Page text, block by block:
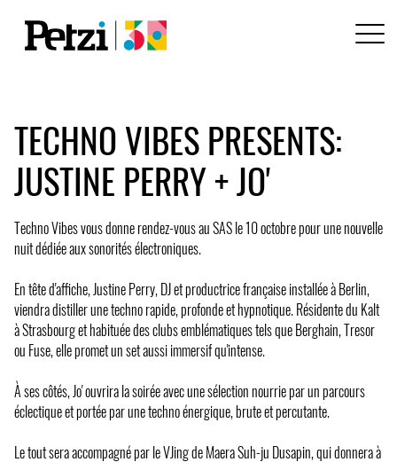
TECHNO VIBES PRESENTS:
JUSTINE PERRY + JO'
Techno Vibes vous donne rendez-vous au SAS le 10 octobre pour une nouvelle
nuit dédiée aux sonorités électroniques.
En tête d'affiche, Justine Perry, DJ et productrice française installée à Berlin,
viendra distiller une techno rapide, profonde et hypnotique. Résidente du Kalt
à Strasbourg et habituée des clubs emblématiques tels que Berghain, Tresor
ou Fuse, elle promet un set aussi immersif qu'intense.
À ses côtés, Jo' ouvrira la soirée avec une sélection nourrie par un parcours
éclectique et portée par une techno énergique, brute et percutante.
Le tout sera accompagné par le VJing de Maera Suh-ju Dusapin, qui donnera à